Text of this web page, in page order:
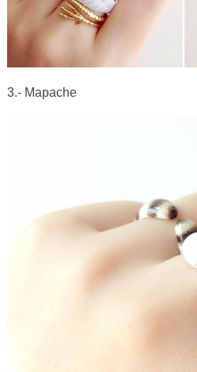
3.- Mapache